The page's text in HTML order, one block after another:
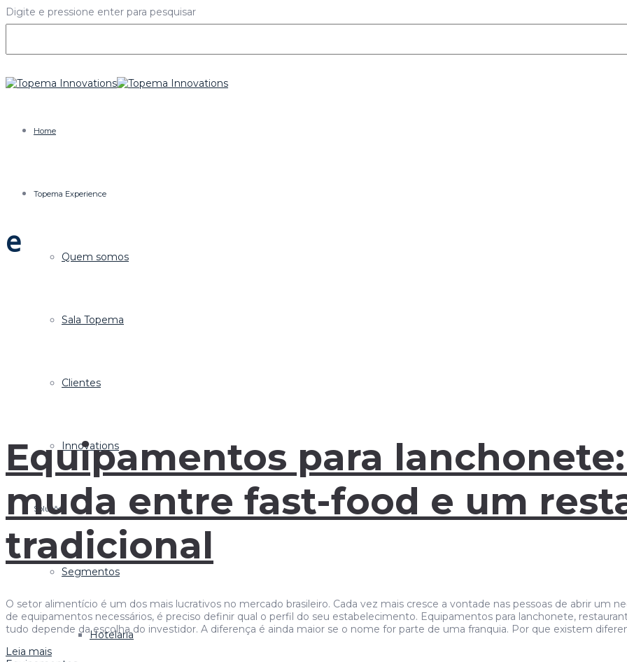
Digite e pressione enter para pesquisar
Home
Topema Experience
Quem somos
Sala Topema
Clientes
Innovations
Soluções
Segmentos
Hotelaria
e
Equipamentos para
muda entre fast-food e um
tradicional
O setor alimentício é um dos mais lucrativos no mercado brasileiro. Cada vez mais cresce a vontade nas pessoas de abrir um
de equipamentos necessários, é preciso definir qual o perfil do seu estabelecimento. Equipamentos para lanchonete,
tudo depende da escolha do investidor. A diferença é ainda maior se o nome for parte de uma franquia. Por que existem
Leia mais